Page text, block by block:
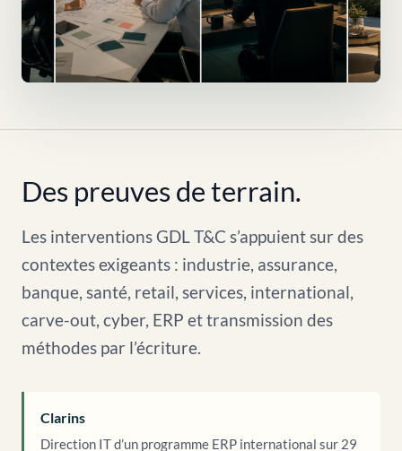
Des preuves de terrain.
Les interventions GDL T&C s’appuient sur des
contextes exigeants : industrie, assurance,
banque, santé, retail, services, international,
carve-out, cyber, ERP et transmission des
méthodes par l’écriture.
Clarins
Direction IT d’un programme ERP international sur 29